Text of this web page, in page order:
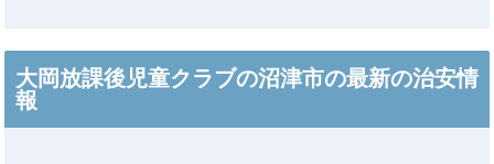
大岡放課後児童クラブの沼津市の最新の治安情
報